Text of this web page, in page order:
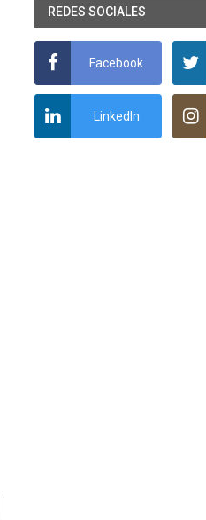
REDES SOCIALES
Facebook
LinkedIn